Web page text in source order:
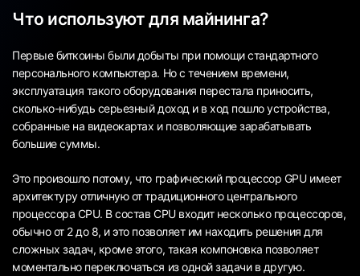
Что используют для майнинга?
Первые биткоины были добыты при помощи стандартного
персонального компьютера. Но с течением времени,
эксплуатация такого оборудования перестала приносить,
сколько-нибудь серьезный доход и в ход пошло устройства,
собранные на видеокартах и позволяющие зарабатывать
большие суммы.
Это произошло потому, что графический процессор GPU имеет
архитектуру отличную от традиционного центрального
процессора CPU. В состав CPU входит несколько процессоров,
обычно от 2 до 8, и это позволяет им находить решения для
сложных задач, кроме этого, такая компоновка позволяет
моментально переключаться из одной задачи в другую.